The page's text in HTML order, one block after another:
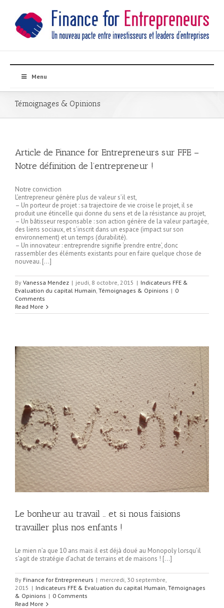
Menu
Témoignages & Opinions
Article de Finance for Entrepreneurs sur FFE –
Notre définition de l’entrepreneur !
Notre conviction
L’entrepreneur génère plus de valeur s’il est,
– Un porteur de projet : sa trajectoire de vie croise le projet, il se
produit une étincelle qui donne du sens et de la résistance au projet,
– Un bâtisseur responsable : son action génère de la valeur partagée,
des liens sociaux, et s’inscrit dans un espace (impact sur son
environnement) et un temps (durabilité).
– Un innovateur : entreprendre signifie ‘prendre entre’, donc
rassembler des éléments existants pour en faire quelque chose de
nouveau. […]
By Vanessa Mendez | jeudi, 8 octobre, 2015 | Indicateurs FFE &
Evaluation du capital Humain, Témoignages & Opinions | 0
Comments
Read More
Le bonheur au travail … et si nous faisions
travailler plus nos enfants !
Le mien n’a que 10 ans mais il est déjà doué au Monopoly lorsqu’il
s’agit de stratégie d’achat de terrains et de maisons ! […]
By Finance for Entrepreneurs | mercredi, 30 septembre,
2015 | Indicateurs FFE & Evaluation du capital Humain, Témoignages
& Opinions | 0 Comments
Read More